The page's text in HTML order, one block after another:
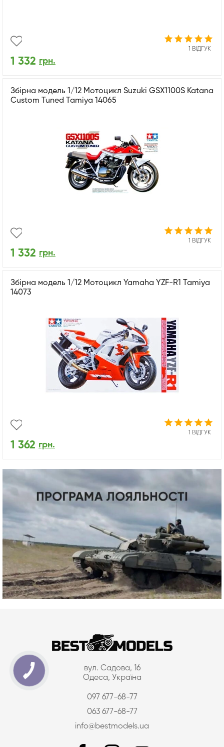
1 ВІДГУК
1 332 грн.
Збірна модель 1/12 Мотоцикл Suzuki GSX1100S Katana
Custom Tuned Tamiya 14065
1 ВІДГУК
1 332 грн.
Збірна модель 1/12 Мотоцикл Yamaha YZF-R1 Tamiya
14073
1 ВІДГУК
1 362 грн.
вул. Садова, 16
Одеса, Україна
097 677-68-77
063 677-68-77
info@bestmodels.ua